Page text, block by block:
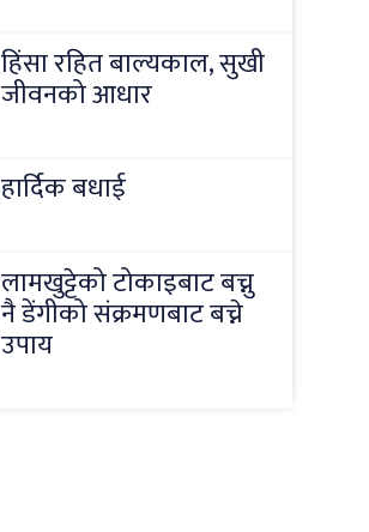
हिंसा रहित बाल्यकाल, सुखी
जीवनको आधार
हार्दिक बधाई
लामखुट्टेको टोकाइबाट बच्नु
नै डेंगीको संक्रमणबाट बच्ने
उपाय